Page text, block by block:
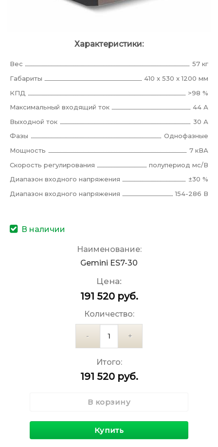
Характеристики:
Вес
57 кг
Габариты
410 x 530 x 1200 мм
КПД
>98 %
Максимальный входящий ток
44 А
Выходной ток
30 А
Фазы
Однофазные
Мощность
7 кВА
Скорость регулирования
полупериод мс/В
Диапазон входного напряжения
±30 %
Диапазон входного напряжения
154-286 В
В наличии
Наименование:
Gemini ES7-30
Цена:
191 520 руб.
Количество:
Итого:
191 520 руб.
В корзину
Купить